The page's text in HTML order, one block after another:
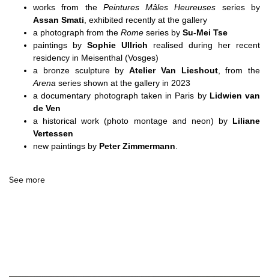
works from the Peintures Mâles Heureuses series by
Assan Smati , exhibited recently at the gallery
a photograph from the Rome series by Su-Mei Tse
paintings by Sophie Ullrich realised during her recent
residency in Meisenthal (Vosges)
a bronze sculpture by Atelier Van Lieshout, from the
Arena series shown at the gallery in 2023
a documentary photograph taken in Paris by Lidwien van
de Ven
a historical work (photo montage and neon) by Liliane
Vertessen
new paintings by Peter Zimmermann
See more